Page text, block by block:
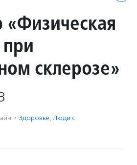
«Физическая
склерозе»
· Здоровье, Люди с